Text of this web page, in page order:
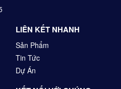
LIÊN KẾT NHANH
Sản Phẩm
Tin Tức
Dự Án